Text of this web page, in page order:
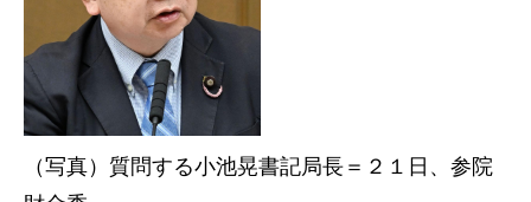
（写真）質問する小池晃書記局長＝２１日、参院